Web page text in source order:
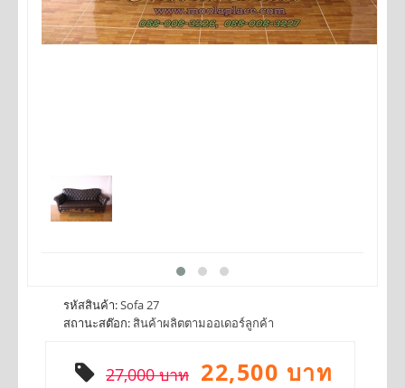
รหัสสินค้า:Sofa 27
สถานะสต๊อก: สินค้าผลิตตามออเดอร์ลูกค้า
27,000 บาท 22,500 บาท